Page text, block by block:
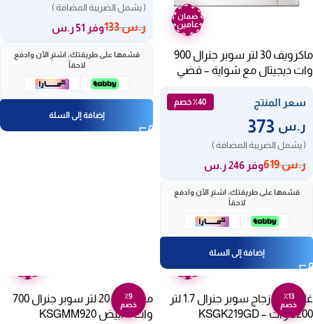
ضمان
عامين
ماكرويف 30 لتر سوبر جنرال 900
وات ديجيتال مع شواية – فضي
سعر المنتج
٪40 خصم
ر.س
( يشمل الضريبة المضافة )
ر.س619 وفر 246 ر.س
قسّمها على طريقتك، اشترِ الآن وادفع
لاحقاً
إضافة إلى السلة
( يشمل الضريبة المضافة )
ر.س133 وفر 51 ر.س
قسّمها على طريقتك، اشترِ الآن وادفع
لاحقاً
إضافة إلى السلة
٪13
خصم
عامين
غلاية ماء زجاج سوبر جنرال 1.7 لتر
2200 وات – KSGK219GD
٪9
خصم
ميكرويف 20 لتر سوبر جنرال 700
وات – أبيض KSGMM920